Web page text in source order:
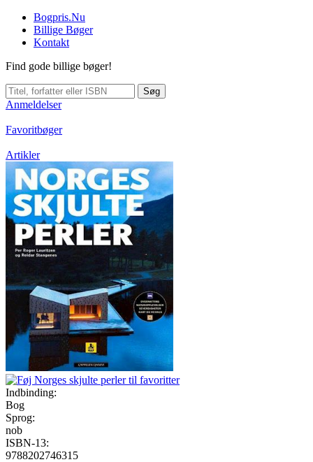
Bogpris.Nu
Billige Bøger
Kontakt
Find gode billige bøger!
Søg
Anmeldelser
Favoritbøger
Artikler
Indbinding:
Bog
Sprog:
nob
ISBN-13:
9788202746315